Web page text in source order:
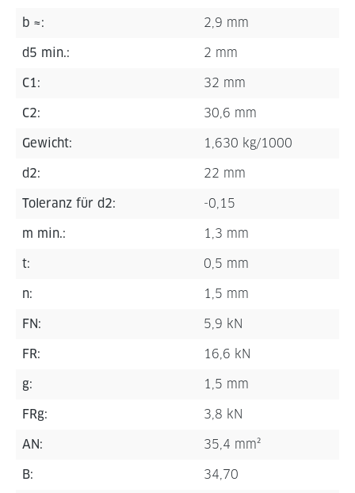
b ≈: 2,9 mm
d5 min.: 2 mm
C1: 32 mm
C2: 30,6 mm
Gewicht: 1,630 kg/1000
d2: 22 mm
Toleranz für d2: -0,15
m min.: 1,3 mm
t: 0,5 mm
n: 1,5 mm
FN: 5,9 kN
FR: 16,6 kN
g: 1,5 mm
FRg: 3,8 kN
AN: 35,4 mm²
B: 34,70